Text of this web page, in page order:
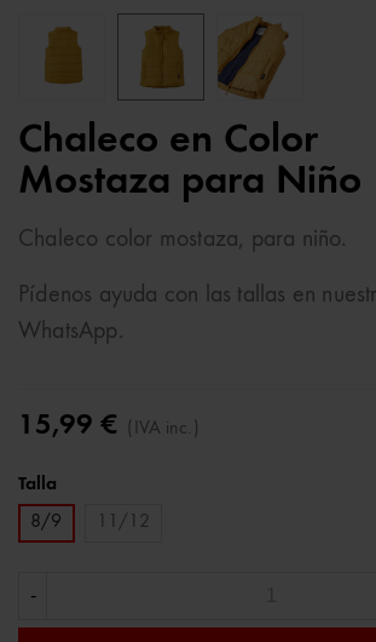
Chaleco en Color
Mostaza para Niño
Chaleco color mostaza, para niño.
Pídenos ayuda con las tallas en
WhatsApp.
15,99 € (IVA inc.)
Talla
8/9
11/12
-